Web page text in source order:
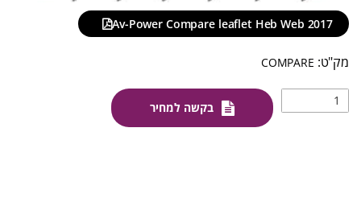
Av-Power Compare leaflet Heb Web 2017
COMPARE
בקשה למחיר